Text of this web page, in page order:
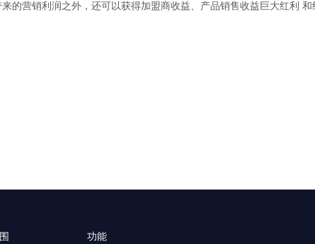
的营销利润之外，还可以获得加盟商收益、产品销售收益巨大红利
功能